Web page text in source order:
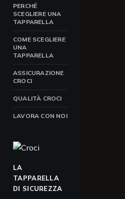
PERCHÉ
SCEGLIERE UNA
TAPPARELLA
COME SCEGLIERE
UNA
TAPPARELLA
ASSICURAZIONE
CROCI
QUALITÀ CROCI
LAVORA CON NOI
LA
TAPPARELLA
DI SICUREZZA